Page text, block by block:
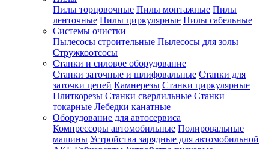
Пилы торцовочные Пилы монтажные Пилы
ленточные Пилы циркулярные Пилы сабельные
Системы очистки
Пылесосы строительные Пылесосы для золы
Стружкоотсосы
Станки и силовое оборудование
Станки заточные и шлифовальные Станки для
заточки цепей Камнерезы Станки циркулярные
Плиткорезы Станки сверлильные Станки
токарные Лебедки канатные
Оборудование для автосервиса
Компрессоры автомобильные Полировальные
машины Устройства зарядные для автомобильной